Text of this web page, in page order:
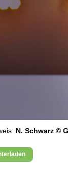
N. Schwarz ©